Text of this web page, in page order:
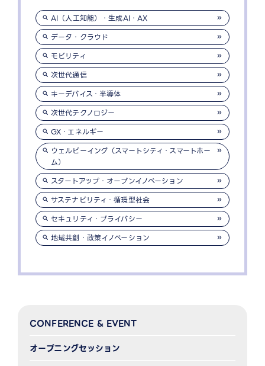
CONFERENCE & EVENT
オープニングセッション
AI（人工知能）・生成AI・AX
データ・クラウド
モビリティ
次世代通信
キーデバイス・半導体
次世代テクノロジー
GX・エネルギー
ウェルビーイング（スマートシティ・スマートホー
ム）
スタートアップ・オープンイノベーション
サステナビリティ・循環型社会
セキュリティ・プライバシー
地域共創・政策イノベーション